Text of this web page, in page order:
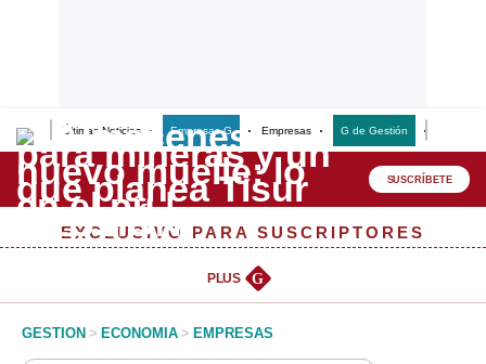
Últimas Noticias Empresas G Empresas G de Gestión
Lo último
Peru Quiosco
Management & Empleo
SUSCRÍBETE
EXCLUSIVO PARA SUSCRIPTORES
PLUS G
GESTION > ECONOMIA > EMPRESAS